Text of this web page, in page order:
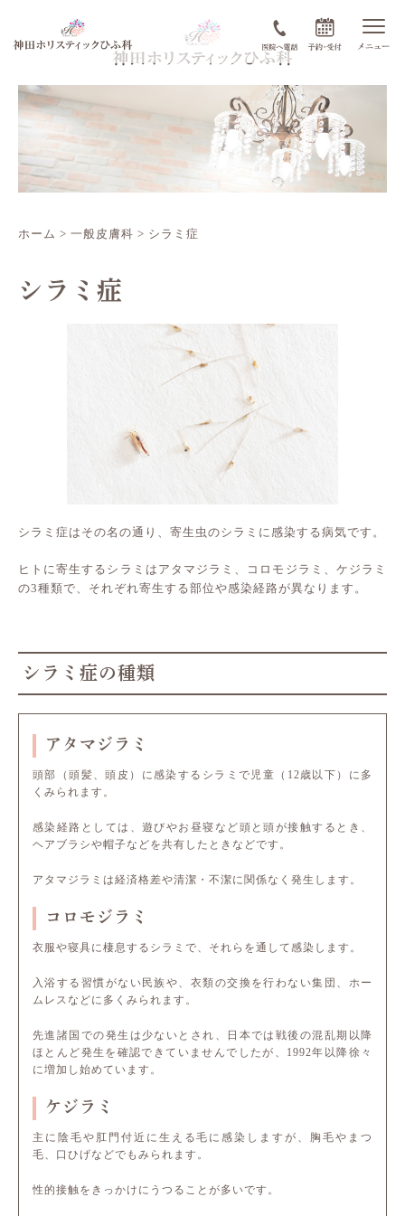
ホーム > 一般皮膚科 > シラミ症
シラミ症
シラミ症はその名の通り、寄生虫のシラミに感染する病気です。
ヒトに寄生するシラミはアタマジラミ、コロモジラミ、ケジラミ
の3種類で、それぞれ寄生する部位や感染経路が異なります。
シラミ症の種類
アタマジラミ
頭部（頭髪、頭皮）に感染するシラミで児童（12歳以下）に多
くみられます。
感染経路としては、遊びやお昼寝など頭と頭が接触するとき、
ヘアブラシや帽子などを共有したときなどです。
アタマジラミは経済格差や清潔・不潔に関係なく発生します。
コロモジラミ
衣服や寝具に棲息するシラミで、それらを通して感染します。
入浴する習慣がない民族や、衣類の交換を行わない集団、ホー
ムレスなどに多くみられます。
先進諸国での発生は少ないとされ、日本では戦後の混乱期以降
ほとんど発生を確認できていませんでしたが、1992年以降徐々
に増加し始めています。
ケジラミ
主に陰毛や肛門付近に生える毛に感染しますが、胸毛やまつ
毛、口ひげなどでもみられます。
性的接触をきっかけにうつることが多いです。